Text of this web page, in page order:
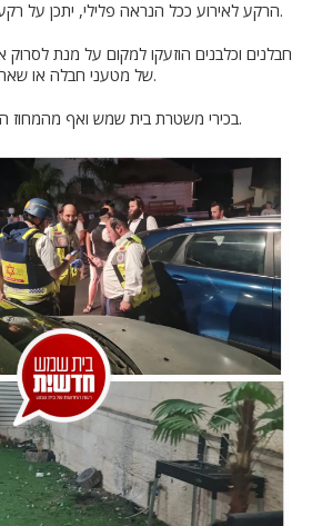
הרקע לאירוע ככל הנראה פלילי, יתכן על רקע סכסוך. אין נפגעים באירוע.
חבלנים וכלבנים הוזעקו למקום על מנת
של מטעני חבלה או שאריות חומרי נפץ אחרים באזור.
בכירי משטרת בית שמש ואף מהמחוז הגיעו ופתחו בחקירת המקרה.